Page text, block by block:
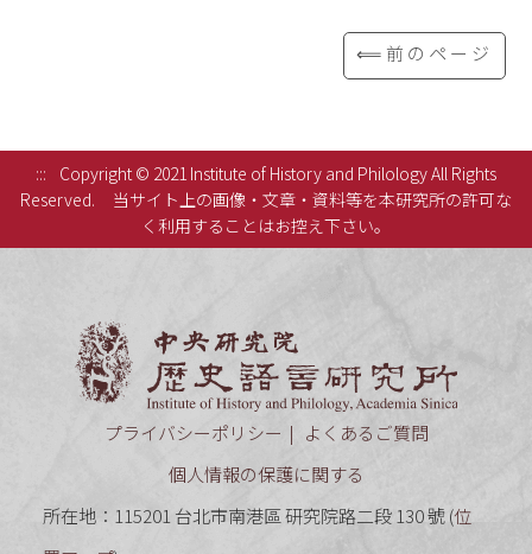
⟸前のページ
:::
Copyright © 2021 Institute of History and Philology All Rights
Reserved.
当サイト上の画像・文章・資料等を本研究所の許可な
く利用することはお控え下さい。
プライバシーポリシー
よくあるご質問
個人情報の保護に関する
所在地：115201 台北市南港區 研究院路二段 130 號 (位